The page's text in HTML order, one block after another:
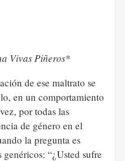
Vivas Piñeros*
de ese maltrato se
en un comportamiento
por todas las
de género en el
la pregunta es
“¿Usted sufre